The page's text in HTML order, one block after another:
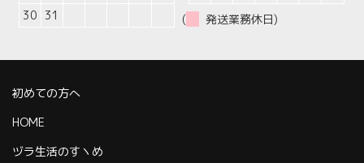
30 31
(
発送業務休日)
初めての方へ
HOME
ヅラ生活のすヽめ